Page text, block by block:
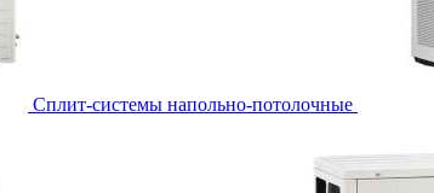
Сплит-системы напольно-потолочные